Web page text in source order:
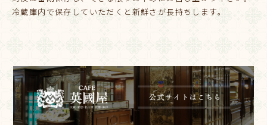
冷蔵庫内で保存していただくと新鮮さが長持ちします。